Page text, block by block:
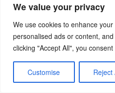
We value your privacy
We use cookies to enhance
personalised ads or content,
clicking "Accept All", you
Customise Reject